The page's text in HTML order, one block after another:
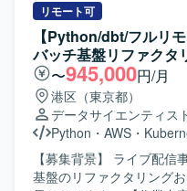
扱うことで、データ基盤
めることができ、今後の
ョンです。 【開発環境】 AWSを中心としたクラウド環境上
で、Oracle・MySQLなど
盤を構築します。Python
プリケーション開発や、
います。
ェント開発を通じて最適
ます。また、AIエージェ
ワークフロー設計、エー
標設計や改善サイクル設
いただきます。 【求める人物像】 生成AIやLLM技術への関
心が高く、新しい技術要
プロダクトに取り込んで
ムメンバーと協調しつつ
と導ける方を歓迎いたします。 【ポジションの
認識とAIエージェント技
リモート可
【Python/dbt/フルリ
バッチ基盤リファクタ
〜945,000円/月
港区（東京都）
データサイエンティス
Python ・ AWS ・
【募集背景】 ライブ配
基盤のリファクタリング